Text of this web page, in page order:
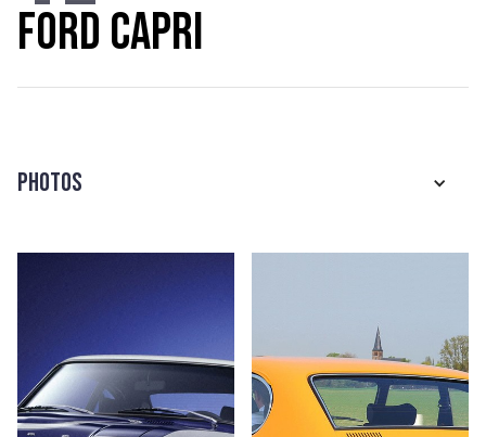
Ford Capri
Photos